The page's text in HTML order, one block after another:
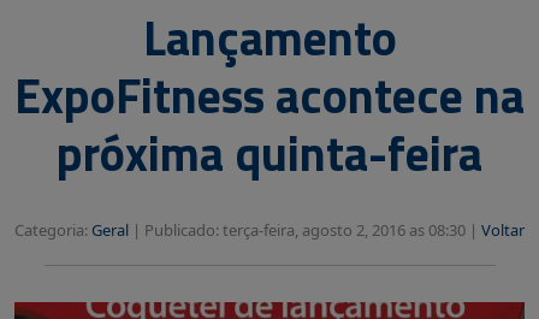
Lançamento
ExpoFitness acontece na
próxima quinta-feira
Categoria: Geral | Publicado: terça-feira, agosto 2, 2016 as 08:30 | Voltar